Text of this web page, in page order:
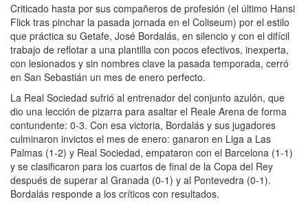
Criticado hasta por sus compañeros de profesión (el último Hansi
Flick tras pinchar la pasada jornada en el Coliseum) por el estilo
que práctica su Getafe, José Bordalás, en silencio y con el difícil
trabajo de reflotar a una plantilla con pocos efectivos, inexperta,
con lesionados y sin nombres clave la pasada temporada, cerró
en San Sebastián un mes de enero perfecto.
La Real Sociedad sufrió al entrenador del conjunto azulón, que
dio una lección de pizarra para asaltar el Reale Arena de forma
contundente: 0-3. Con esa victoria, Bordalás y sus jugadores
culminaron invictos el mes de enero: ganaron en Liga a Las
Palmas (1-2) y Real Sociedad, empataron con el Barcelona (1-1)
y se clasificaron para los cuartos de final de la Copa del Rey
después de superar al Granada (0-1) y al Pontevedra (0-1).
Bordalás responde a los críticos con resultados.